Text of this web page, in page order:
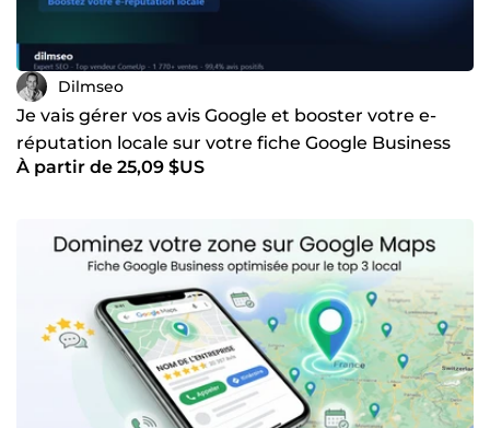
Dilmseo
Je vais gérer vos avis Google et booster votre e-
réputation locale sur votre fiche Google Business
À partir de 25,09 $US